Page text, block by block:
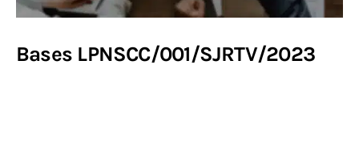
Nosotros
Contacto
Bases LPNSCC/001/SJRTV/2023